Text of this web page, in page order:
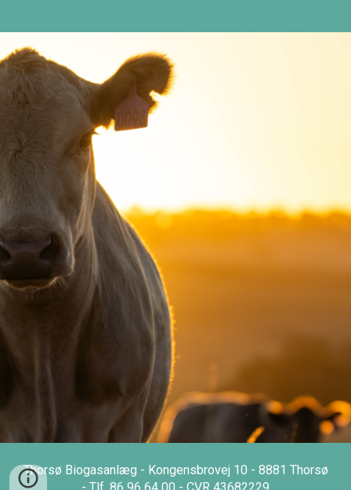
Thorsø Biogasanlæg - Kongensbrovej 10 - 8881 Thorsø